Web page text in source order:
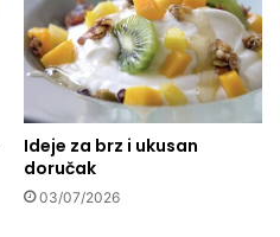
Ideje za brz i ukusan
doručak
03/07/2026